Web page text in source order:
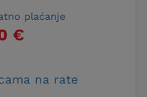
plaćanje
€
na rate